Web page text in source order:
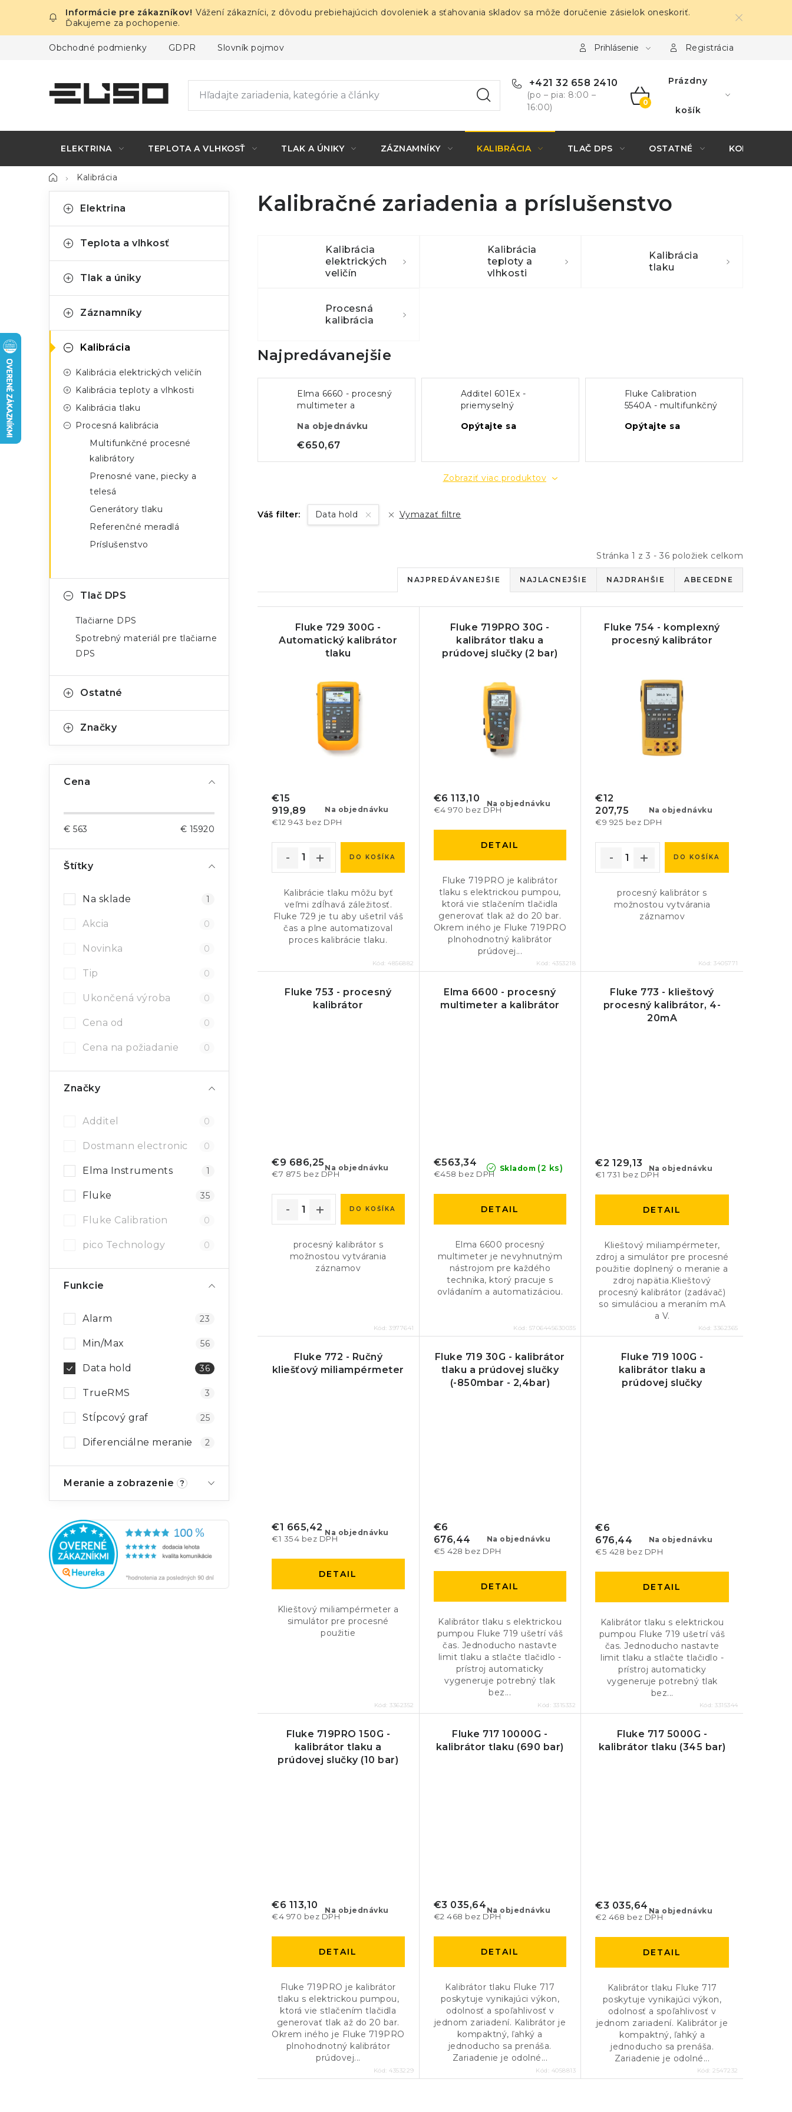
obsah
Vážení zákazníci, z dôvodu prebiehajúcich dovoleniek a sťahovania skladov sa môže doručenie zásielok oneskoriť.
Ďakujeme za pochopenie.
Obchodné podmienky GDPR Slovník pojmov Prihlásenie Registrácia
+421 32 658 2410
(po – pia: 8:00 –
16:00)
NÁKUPNÝ
Prázdny
košík
ELEKTRINA TEPLOTA A VLHKOSŤ TLAK A ÚNIKY ZÁZNAMNÍKY KALIBRÁCIA TLAČ DPS OSTATNÉ KONTAKTY
DomovKalibrácia
o
n
ý
a
n
kategórie
e
ó
i
e
Elektrina
Teplota a vlhkosť
Tlak a úniky
Záznamníky
Kalibrácia
Kalibrácia elektrických veličín
Kalibrácia teploty a vlhkosti
Kalibrácia tlaku
Procesná kalibrácia
Multifunkčné procesné
kalibrátory
Prenosné vane, piecky a
telesá
Generátory tlaku
Referenčné meradlá
Príslušenstvo
Tlač DPS
Tlačiarne DPS
Spotrebný materiál pre tlačiarne
DPS
Ostatné
Značky
Cena
€ 563 € 15920
Štítky
Na sklade 1
Akcia 0
Novinka 0
Tip 0
Ukončená výroba 0
Cena od 0
Cena na požiadanie 0
Značky
Additel 0
Dostmann electronic 0
Elma Instruments 1
Fluke 35
Fluke Calibration 0
pico Technology 0
Funkcie
Alarm 23
Min/Max 56
Data hold 36
TrueRMS 3
Stĺpcový graf 25
Diferenciálne meranie 2
Meranie a zobrazenie ?
Kalibračné zariadenia a príslušenstvo
Kalibrácia
elektrických
veličín
Kalibrácia
teploty a
vlhkosti
Kalibrácia
tlaku
Procesná
kalibrácia
Najpredávanejšie
Elma 6660 - procesný
multimeter a
Na objednávku
€650,67
Additel 601Ex -
priemyselný
výbušného prostredia
Opýtajte sa
Fluke Calibration
5540A - multifunkčný
veličín
Opýtajte sa
Zobraziť viac produktov
Váš filter: Data hold Vymazať filtre
Stránka 1 z 3 - 36 položiek celkom
R
a
k
t
v
NAJPREDÁVANEJŠIE NAJLACNEJŠIE NAJDRAHŠIE ABECEDNE
Fluke 729 300G -
Automatický kalibrátor
tlaku
Na objednávku
€12 943 bez DPH
€15
919,89
DO KOŠÍKA
Kalibrácie tlaku môžu byť
veľmi zdĺhavá záležitosť.
Fluke 729 je tu aby ušetril váš
čas a plne automatizoval
proces kalibrácie tlaku.
Kód:4856882
Fluke 719PRO 30G -
kalibrátor tlaku a
prúdovej slučky (2 bar)
Na objednávku
€4 970 bez DPH
€6 113,10
DETAIL
Fluke 719PRO je kalibrátor
tlaku s elektrickou pumpou,
ktorá vie stlačením tlačidla
generovať tlak až do 20 bar.
Okrem iného je Fluke 719PRO
plnohodnotný kalibrátor
prúdovej...
Kód: 4353218
Fluke 754 - komplexný
procesný kalibrátor
Na objednávku
€9 925 bez DPH
€12
207,75
DO KOŠÍKA
procesný kalibrátor s
možnostou vytvárania
záznamov
Kód:3405771
Fluke 753 - procesný
kalibrátor
Na objednávku
€7 875 bez DPH
€9 686,25
DO KOŠÍKA
procesný kalibrátor s
možnostou vytvárania
záznamov
Kód:3977641
Elma 6600 - procesný
multimeter a kalibrátor
Skladom (2 ks)
€458 bez DPH
€563,34
DETAIL
Elma 6600 procesný
multimeter je nevyhnutným
nástrojom pre každého
technika, ktorý pracuje s
ovládaním a automatizáciou.
Kód: 5706445630035
Fluke 773 - klieštový
procesný kalibrátor, 4-
20mA
Na objednávku
€1 731 bez DPH
€2 129,13
DETAIL
Klieštový miliampérmeter,
zdroj a simulátor pre procesné
použitie doplnený o meranie a
zdroj napätia.Klieštový
procesný kalibrátor (zadávač)
so simuláciou a meraním mA
a V.
Kód:3362365
Fluke 772 - Ručný
kliešťový miliampérmeter
Na objednávku
€1 354 bez DPH
€1 665,42
DETAIL
Klieštový miliampérmeter a
simulátor pre procesné
použitie
Kód:3362352
Fluke 719 30G - kalibrátor
tlaku a prúdovej slučky
(-850mbar - 2,4bar)
Na objednávku
€5 428 bez DPH
€6
676,44
DETAIL
Kalibrátor tlaku s elektrickou
pumpou Fluke 719 ušetrí váš
čas. Jednoducho nastavte
limit tlaku a stlačte tlačidlo -
prístroj automaticky
vygeneruje potrebný tlak
bez...
Kód: 3315332
Fluke 719 100G -
kalibrátor tlaku a
prúdovej slučky
Na objednávku
€5 428 bez DPH
€6
676,44
DETAIL
Kalibrátor tlaku s elektrickou
pumpou Fluke 719 ušetrí váš
čas. Jednoducho nastavte
limit tlaku a stlačte tlačidlo -
prístroj automaticky
vygeneruje potrebný tlak
bez...
Kód:3315344
Fluke 719PRO 150G -
kalibrátor tlaku a
prúdovej slučky (10 bar)
Na objednávku
€4 970 bez DPH
€6 113,10
DETAIL
Fluke 719PRO je kalibrátor
tlaku s elektrickou pumpou,
ktorá vie stlačením tlačidla
generovať tlak až do 20 bar.
Okrem iného je Fluke 719PRO
plnohodnotný kalibrátor
prúdovej...
Kód:4353229
Fluke 717 10000G -
kalibrátor tlaku (690 bar)
Na objednávku
€2 468 bez DPH
€3 035,64
DETAIL
Kalibrátor tlaku Fluke 717
poskytuje vynikajúci výkon,
odolnosť a spoľahlivosť v
jednom zariadení. Kalibrátor je
kompaktný, ľahký a
jednoducho sa prenáša.
Zariadenie je odolné...
Kód: 4058813
Fluke 717 5000G -
kalibrátor tlaku (345 bar)
Na objednávku
€2 468 bez DPH
€3 035,64
DETAIL
Kalibrátor tlaku Fluke 717
poskytuje vynikajúci výkon,
odolnosť a spoľahlivosť v
jednom zariadení. Kalibrátor je
kompaktný, ľahký a
jednoducho sa prenáša.
Zariadenie je odolné...
Kód: 2547232